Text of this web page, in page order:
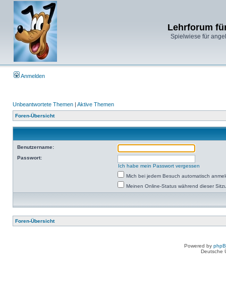
Lehrforum
Spielwiese für
Anmelden
Unbeantwortete Themen | Aktive Themen
Foren-Übersicht
Benutzername:
Passwort:
Ich habe mein Passwort vergessen
Mich bei jedem Besuch automatisch
Meinen Online-Status während dieser
Foren-Übersicht
Powered by
Deutsche